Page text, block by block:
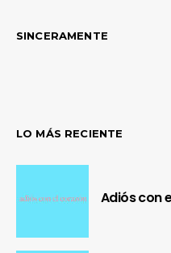
SINCERAMENTE
LO MÁS RECIENTE
Adiós con